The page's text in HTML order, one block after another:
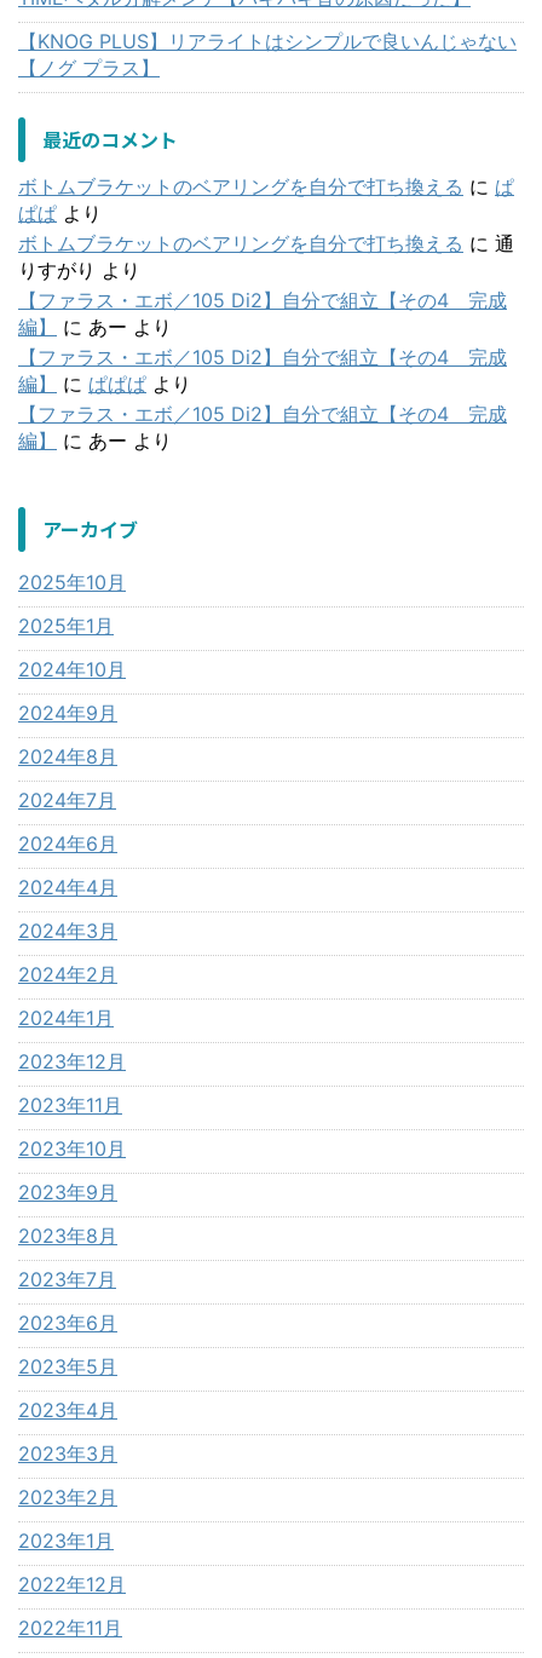
【KNOG PLUS】リアライトはシンプルで良いんじゃない
【ノグ プラス】
最近のコメント
ボトムブラケットのベアリングを自分で打ち換える に ぱ
ぱぱ より
ボトムブラケットのベアリングを自分で打ち換える に 通
りすがり より
【ファラス・エボ／105 Di2】自分で組立【その4 完成
編】
に あー より
【ファラス・エボ／105 Di2】自分で組立【その4 完成
編】
に ぱぱぱ より
【ファラス・エボ／105 Di2】自分で組立【その4 完成
編】
に あー より
アーカイブ
2025年10月
2025年1月
2024年10月
2024年9月
2024年8月
2024年7月
2024年6月
2024年4月
2024年3月
2024年2月
2024年1月
2023年12月
2023年11月
2023年10月
2023年9月
2023年8月
2023年7月
2023年6月
2023年5月
2023年4月
2023年3月
2023年2月
2023年1月
2022年12月
2022年11月